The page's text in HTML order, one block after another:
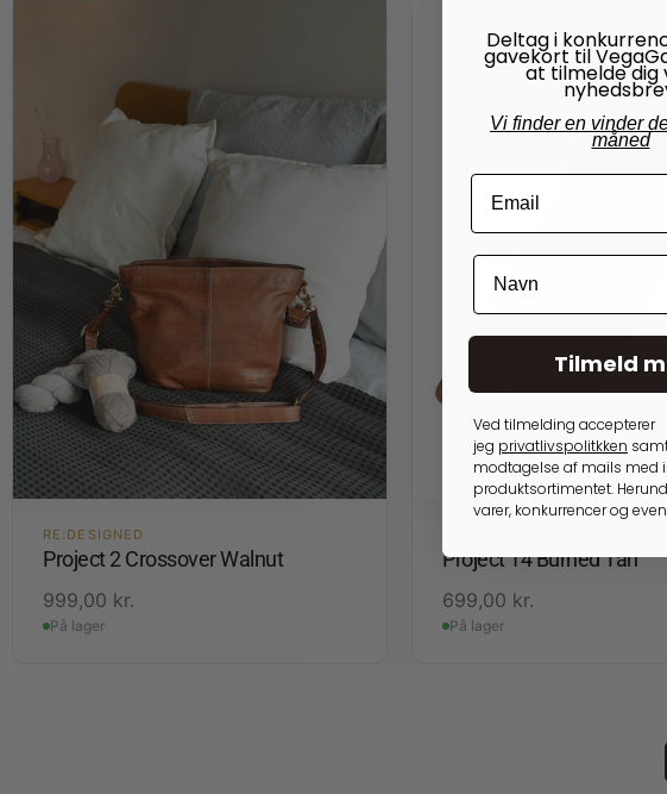
RE:DESIGNED
Project 2 Crossover Walnut
999,00 kr.
På lager
Project 14 Burned Tan
699,00 kr.
På lager
Deltag i
gavekort til
at tilmelde dig
Vi finder en vinder
måned
Tilmeld
Ved tilmelding accepterer
jeg privatlivspolitkken
modtagelse af mails med
produktsortimentet.
varer, konkurrencer og